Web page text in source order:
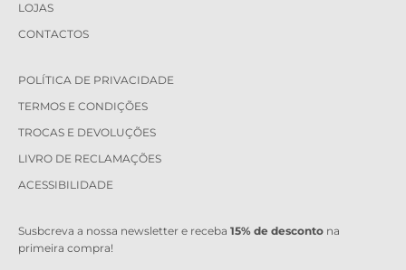
LOJAS
CONTACTOS
POLÍTICA DE PRIVACIDADE
TERMOS E CONDIÇÕES
TROCAS E DEVOLUÇÕES
LIVRO DE RECLAMAÇÕES
ACESSIBILIDADE
Susbcreva a nossa newsletter e receba 15% de desconto na
primeira compra!